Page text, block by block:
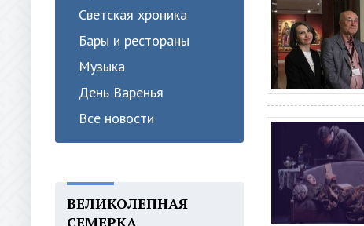
Светская хроника
Бары и рестораны
Музыка
День Варенья
Все новости
ВЕЛИКОЛЕПНАЯ
СЕМЕРКА